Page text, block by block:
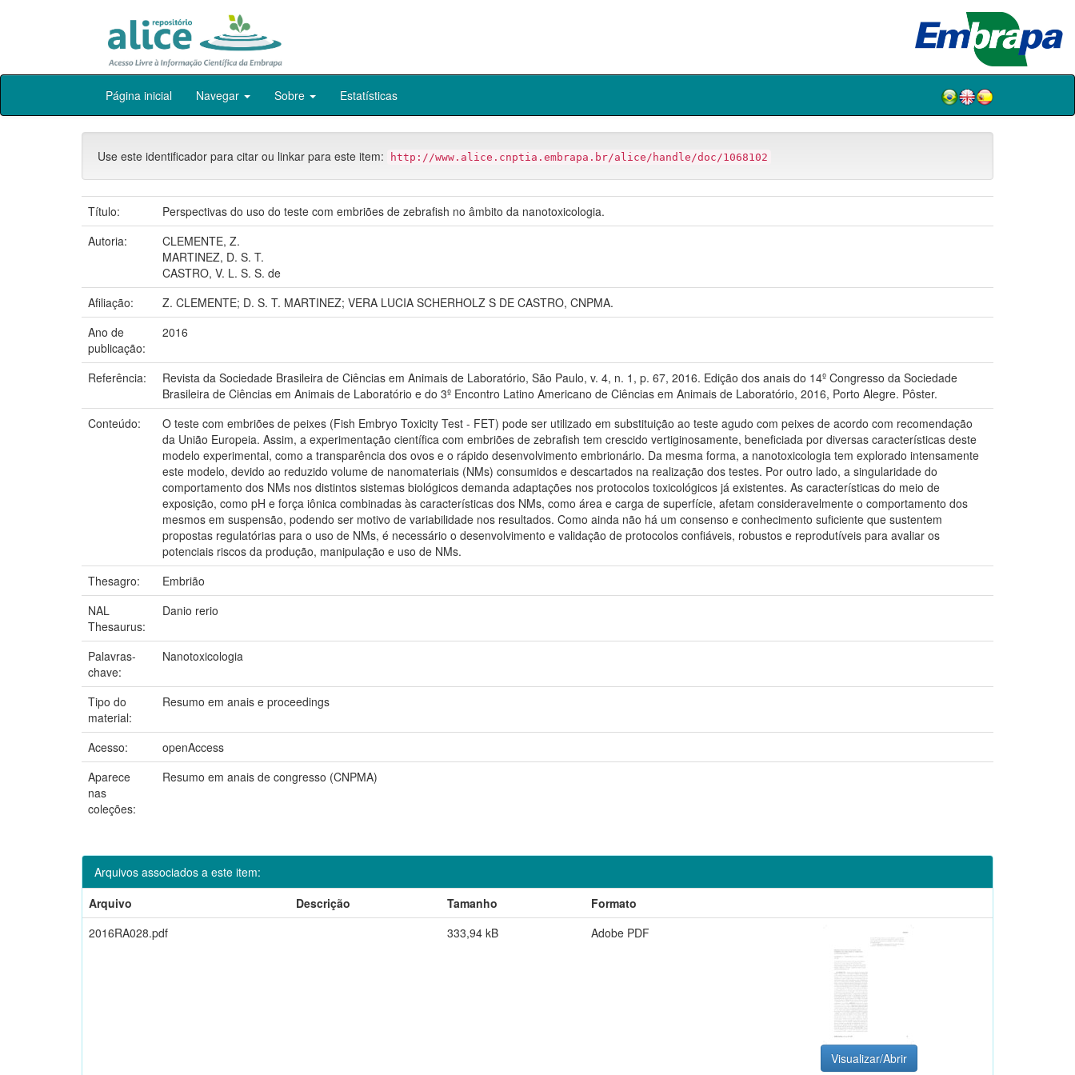
Skip
Página inicial Navegar Sobre Estatísticas
Use este identificador para citar ou linkar para este item: http://www.alice.cnptia.embrapa.br/alice/handle/doc/1068102
Título:
Perspectivas do uso do teste com embriões de zebrafish no âmbito da nanotoxicologia.
Autoria:
CLEMENTE, Z.
MARTINEZ, D. S. T.
CASTRO, V. L. S. S. de
Afiliação:
Z. CLEMENTE; D. S. T. MARTINEZ; VERA LUCIA SCHERHOLZ S DE CASTRO, CNPMA.
Ano de
publicação:
2016
Referência:
Revista da Sociedade Brasileira de Ciências em Animais de Laboratório, São Paulo, v. 4, n. 1, p. 67, 2016. Edição dos anais do 14º Congresso da Sociedade
Brasileira de Ciências em Animais de Laboratório e do 3º Encontro Latino Americano de Ciências em Animais de Laboratório, 2016, Porto Alegre. Pôster.
Conteúdo:
O teste com embriões de peixes (Fish Embryo Toxicity Test - FET) pode ser utilizado em substituição ao teste agudo com peixes de acordo com recomendação
da União Europeia. Assim, a experimentação científica com embriões de zebrafish tem crescido vertiginosamente, beneficiada por diversas características deste
modelo experimental, como a transparência dos ovos e o rápido desenvolvimento embrionário. Da mesma forma, a nanotoxicologia tem explorado intensamente
este modelo, devido ao reduzido volume de nanomateriais (NMs) consumidos e descartados na realização dos testes. Por outro lado, a singularidade do
comportamento dos NMs nos distintos sistemas biológicos demanda adaptações nos protocolos toxicológicos já existentes. As características do meio de
exposição, como pH e força iônica combinadas às características dos NMs, como área e carga de superfície, afetam consideravelmente o comportamento dos
mesmos em suspensão, podendo ser motivo de variabilidade nos resultados. Como ainda não há um consenso e conhecimento suficiente que sustentem
propostas regulatórias para o uso de NMs, é necessário o desenvolvimento e validação de protocolos confiáveis, robustos e reprodutíveis para avaliar os
potenciais riscos da produção, manipulação e uso de NMs.
Thesagro:
Embrião
NAL
Thesaurus:
Danio rerio
Palavras-
chave:
Nanotoxicologia
Tipo do
material:
Resumo em anais e proceedings
Acesso:
openAccess
Aparece
nas
coleções:
Resumo em anais de congresso (CNPMA)
Arquivos associados a este item:
Arquivo
Descrição Tamanho
Formato
2016RA028.pdf
333,94 kB Adobe PDF
Visualizar/Abrir